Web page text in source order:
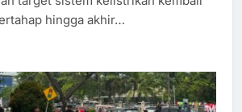
hingga akhir…